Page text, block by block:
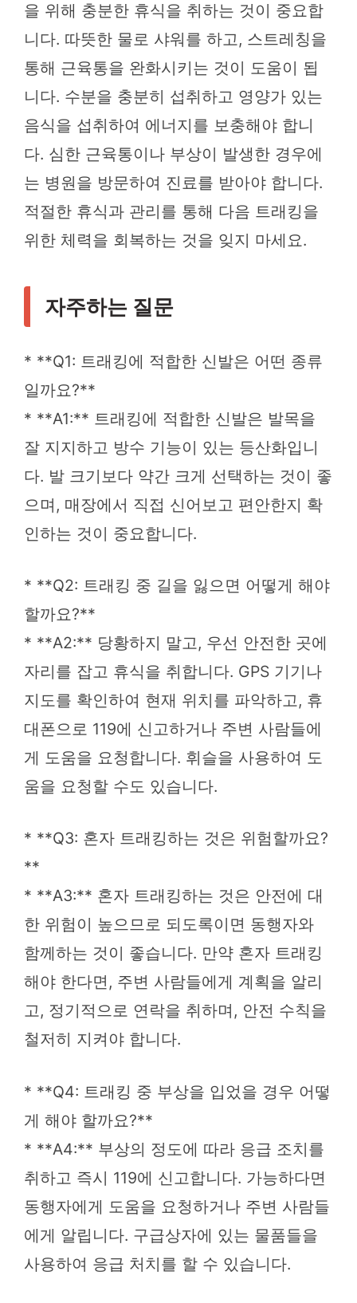
을 위해 충분한 휴식을 취하는 것이 중요합
니다. 따뜻한 물로 샤워를 하고, 스트레칭을
통해 근육통을 완화시키는 것이 도움이 됩
니다. 수분을 충분히 섭취하고 영양가 있는
음식을 섭취하여 에너지를 보충해야 합니
다. 심한 근육통이나 부상이 발생한 경우에
는 병원을 방문하여 진료를 받아야 합니다.
적절한 휴식과 관리를 통해 다음 트래킹을
위한 체력을 회복하는 것을 잊지 마세요.
자주하는 질문
* **Q1: 트래킹에 적합한 신발은 어떤 종류
일까요?**
* **A1:** 트래킹에 적합한 신발은 발목을
잘 지지하고 방수 기능이 있는 등산화입니
다. 발 크기보다 약간 크게 선택하는 것이 좋
으며, 매장에서 직접 신어보고 편안한지 확
인하는 것이 중요합니다.
* **Q2: 트래킹 중 길을 잃으면 어떻게 해야
할까요?**
* **A2:** 당황하지 말고, 우선 안전한 곳에
자리를 잡고 휴식을 취합니다. GPS 기기나
지도를 확인하여 현재 위치를 파악하고, 휴
대폰으로 119에 신고하거나 주변 사람들에
게 도움을 요청합니다. 휘슬을 사용하여 도
움을 요청할 수도 있습니다.
* **Q3: 혼자 트래킹하는 것은 위험할까요?
**
* **A3:** 혼자 트래킹하는 것은 안전에 대
한 위험이 높으므로 되도록이면 동행자와
함께하는 것이 좋습니다. 만약 혼자 트래킹
해야 한다면, 주변 사람들에게 계획을 알리
고, 정기적으로 연락을 취하며, 안전 수칙을
철저히 지켜야 합니다.
* **Q4: 트래킹 중 부상을 입었을 경우 어떻
게 해야 할까요?**
* **A4:** 부상의 정도에 따라 응급 조치를
취하고 즉시 119에 신고합니다. 가능하다면
동행자에게 도움을 요청하거나 주변 사람들
에게 알립니다. 구급상자에 있는 물품들을
사용하여 응급 처치를 할 수 있습니다.